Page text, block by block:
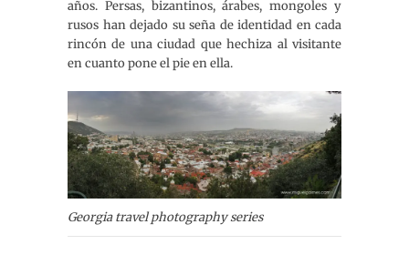
años. Persas, bizantinos, árabes, mongoles y
rusos han dejado su seña de identidad en cada
rincón de una ciudad que hechiza al visitante
en cuanto pone el pie en ella.
Georgia travel photography series